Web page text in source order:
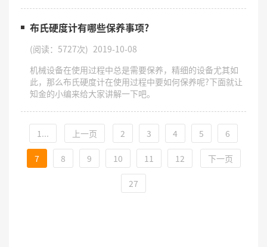
布氏硬度计有哪些保养事项?
(阅读：5727次) 2019-10-08
机械设备在使用过程中总是需要保养，精细的设备尤其如
此，那么布氏硬度计在使用过程中要如何保养呢?下面就让
知金的小编来给大家讲解一下吧。
1... 上一页 2 3 4 5 6
7 8 9 10 11 12 下一页
27